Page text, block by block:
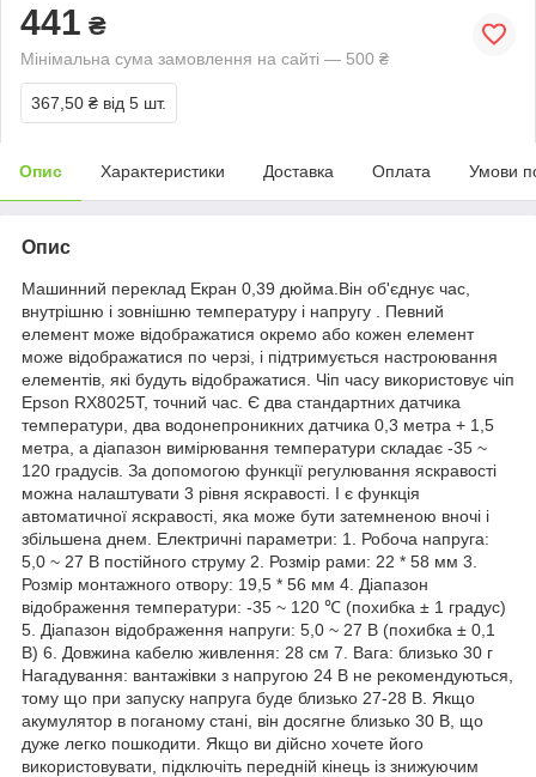
441 ₴
Мінімальна сума замовлення на сайті — 500 ₴
367,50 ₴ від 5 шт.
Опис Характеристики Доставка Оплата Умови
Опис
Машинний переклад Екран 0,39 дюйма.Він об'єднує час,
внутрішню і зовнішню температуру і напругу . Певний
елемент може відображатися окремо або кожен елемент
може відображатися по черзі, і підтримується настроювання
елементів, які будуть відображатися. Чіп часу використовує чіп
Epson RX8025T, точний час. Є два стандартних датчика
температури, два водонепроникних датчика 0,3 метра + 1,5
метра, а діапазон вимірювання температури складає -35 ~
120 градусів. За допомогою функції регулювання яскравості
можна налаштувати 3 рівня яскравості. І є функція
автоматичної яскравості, яка може бути затемненою вночі і
збільшена днем. Електричні параметри: 1. Робоча напруга:
5,0 ~ 27 В постійного струму 2. Розмір рами: 22 * 58 мм 3.
Розмір монтажного отвору: 19,5 * 56 мм 4. Діапазон
відображення температури: -35 ~ 120 ℃ (похибка ± 1 градус)
5. Діапазон відображення напруги: 5,0 ~ 27 В (похибка ± 0,1
В) 6. Довжина кабелю живлення: 28 см 7. Вага: близько 30 г
Нагадування: вантажівки з напругою 24 В не рекомендуються,
тому що при запуску напруга буде близько 27-28 В. Якщо
акумулятор в поганому стані, він досягне близько 30 В, що
дуже легко пошкодити. Якщо ви дійсно хочете його
використовувати, підключіть передній кінець із знижуючим